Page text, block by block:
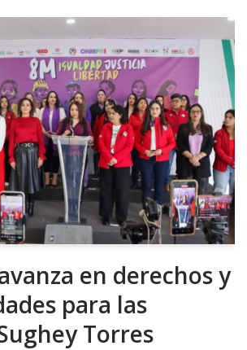
en derechos y
para las
Torres